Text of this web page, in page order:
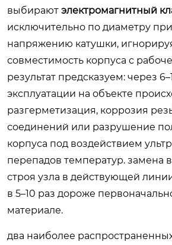
выбирают электромагнитный
исключительно по диаметру
напряжению катушки,
совместимость корпуса с
результат предсказуем: через
эксплуатации на объекте
разгерметизация, коррозия
соединений или разрушение
корпуса под воздействием
перепадов температур. замена
строя узла в действующей
в 5–10 раз дороже
материале.
два наиболее